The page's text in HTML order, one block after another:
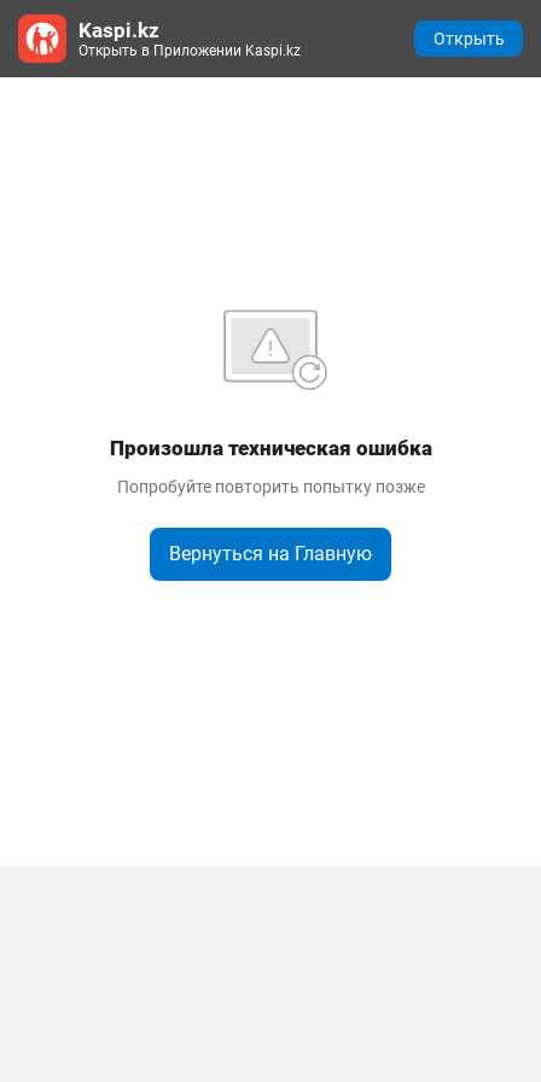
Произошла техническая ошибка
Попробуйте повторить попытку позже
Вернуться на Главную
Kaspi.kz
Открыть в Приложении Kaspi.kz
Открыть